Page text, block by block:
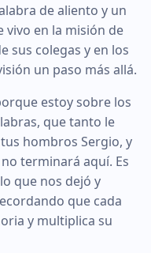
de aliento y un
vivo en la misión de
sus colegas y en los
un paso más allá.
estoy sobre los
que tanto le
hombros Sergio, y
terminará aquí. Es
que nos dejó y
que cada
y multiplica su